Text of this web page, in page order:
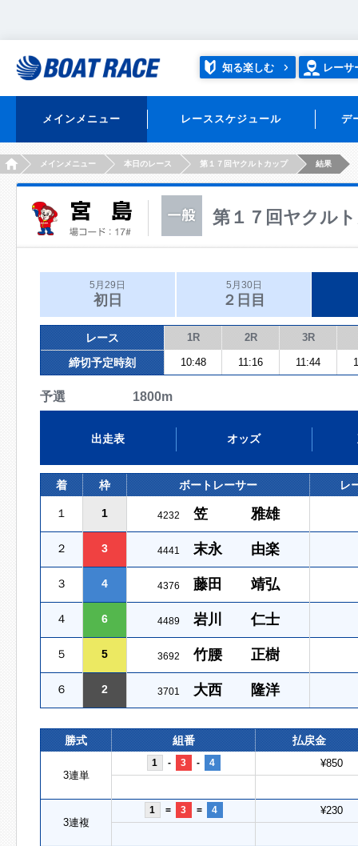
知る楽しむ レーサ
メインメニュー レーススケジュール デ
HOMEメインメニュー 本日のレース 第１７回ヤクルトカップ 結果
第１７回ヤクル
5月29日
初日
5月30日
２日目
レース 1R 2R 3R
締切予定時刻 10:48 11:16 11:44
予選 1800m
出走表 オッズ
着 枠 ボートレーサー レ
１ 1 4232 笠 雅雄
２ 3 4441 末永 由楽
３ 4 4376 藤田 靖弘
４ 6 4489 岩川 仁士
５ 5 3692 竹腰 正樹
６ 2 3701 大西 隆洋
勝式 組番 払戻金
3連単
1 - 3 - 4 ¥850
3連複
1 = 3 = 4 ¥230